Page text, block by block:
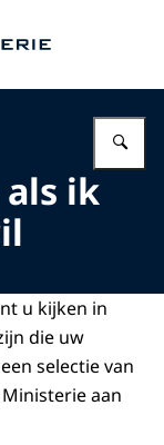
ik
u kijken in
die uw
selectie van
aan